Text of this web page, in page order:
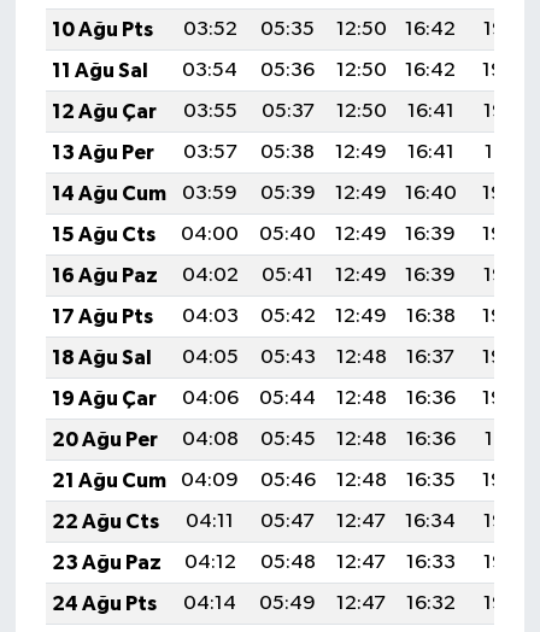
10 Ağu Pts
03:52 05:35 12:50 16:42
19:55
11 Ağu Sal
03:54 05:36 12:50 16:42
19:54
12 Ağu Çar
03:55 05:37 12:50 16:41
19:52
13 Ağu Per
03:57 05:38 12:49 16:41
19:51
14 Ağu Cum
03:59 05:39 12:49 16:40
19:50
15 Ağu Cts
04:00 05:40 12:49 16:39
19:48
16 Ağu Paz
04:02 05:41 12:49 16:39
19:47
17 Ağu Pts
04:03 05:42 12:49 16:38
19:45
18 Ağu Sal
04:05 05:43 12:48 16:37
19:44
19 Ağu Çar
04:06 05:44 12:48 16:36
19:42
20 Ağu Per
04:08 05:45 12:48 16:36
19:41
21 Ağu Cum
04:09 05:46 12:48 16:35
19:39
22 Ağu Cts
04:11 05:47 12:47 16:34
19:38
23 Ağu Paz
04:12 05:48 12:47 16:33
19:36
24 Ağu Pts
04:14 05:49 12:47 16:32
19:35